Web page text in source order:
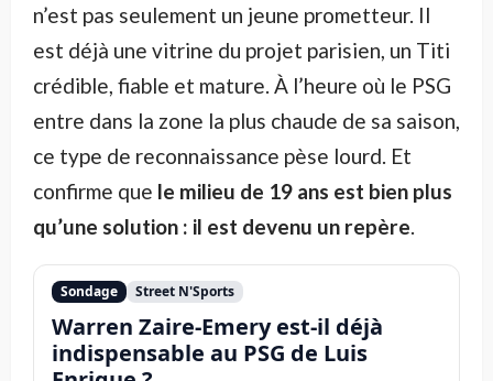
n’est pas seulement un jeune prometteur. Il
est déjà une vitrine du projet parisien, un Titi
crédible, fiable et mature. À l’heure où le PSG
entre dans la zone la plus chaude de sa saison,
ce type de reconnaissance pèse lourd. Et
confirme que le milieu de 19 ans est bien plus
qu’une solution : il est devenu un repère.
Sondage Street N'Sports
Warren Zaire-Emery est-il déjà
indispensable au PSG de Luis